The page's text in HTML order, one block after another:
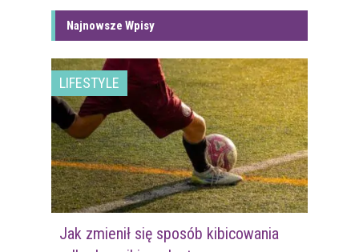
Najnowsze Wpisy
LIFESTYLE
Jak zmienił się sposób kibicowania